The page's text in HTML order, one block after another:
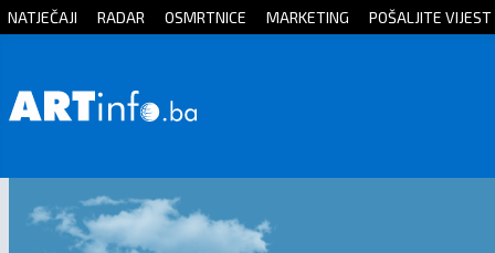
Početna
Sport
NATJEČAJI RADAR OSMRTNICE MARKETING POŠALJITE VIJEST